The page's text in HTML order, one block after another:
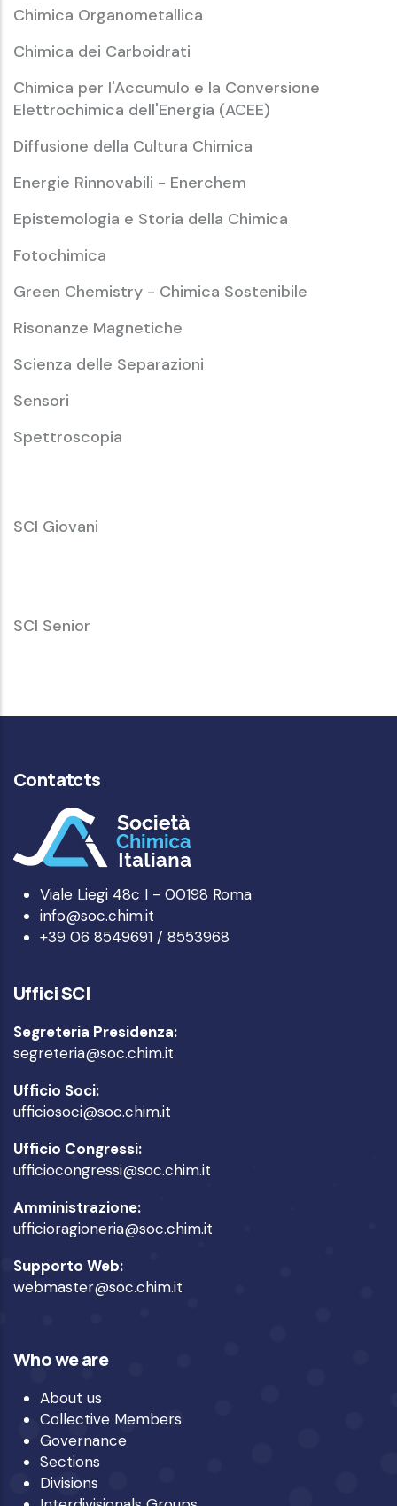
Chimica Organometallica
Chimica dei Carboidrati
Chimica per l'Accumulo e la Conversione
Elettrochimica dell'Energia (ACEE)
Diffusione della Cultura Chimica
Energie Rinnovabili - Enerchem
Epistemologia e Storia della Chimica
Fotochimica
Green Chemistry - Chimica Sostenibile
Risonanze Magnetiche
Scienza delle Separazioni
Sensori
Spettroscopia
SCI
Giovani
SCI Giovani
SCI
Senior
SCI Senior
Contatcts
Viale Liegi 48c I - 00198 Roma
info@soc.chim.it
+39 06 8549691 / 8553968
Uffici SCI
Segreteria Presidenza:
segreteria@soc.chim.it
Ufficio Soci:
ufficiosoci@soc.chim.it
Ufficio Congressi:
ufficiocongressi@soc.chim.it
Amministrazione:
ufficioragioneria@soc.chim.it
Supporto Web:
webmaster@soc.chim.it
Who we are
About us
Collective Members
Governance
Sections
Divisions